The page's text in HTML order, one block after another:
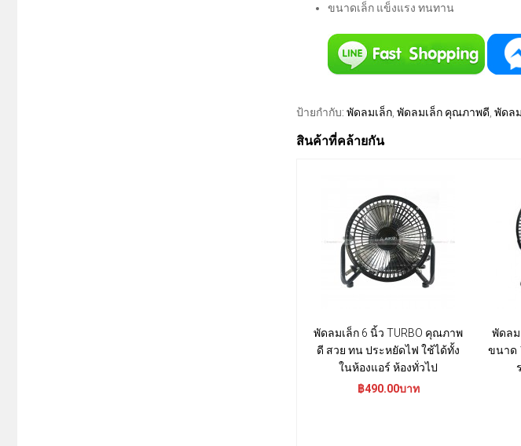
ขนาดเล็ก แข็งแรง ทนทาน
ป้ายกำกับ: พัดลมเล็ก พัดลมเล็ก คุณภาพดี พัดล
สินค้าที่คล้ายกัน
พัดลมเล็ก 6 นิ้ว TURBO คุณภาพ
ดี สวย ทน ประหยัดไฟ ใช้ได้ทั้ง
ในห้องแอร์ ห้องทั่วไป
฿490.00บาท
พัดลม
ขนาด